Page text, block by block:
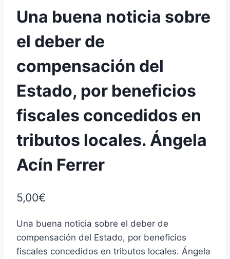
Una buena noticia sobre
el deber de
compensación del
Estado, por beneficios
fiscales concedidos en
tributos locales. Ángela
Acín Ferrer
5,00€
Una buena noticia sobre el deber de
compensación del Estado, por beneficios
fiscales concedidos en tributos locales. Ángela